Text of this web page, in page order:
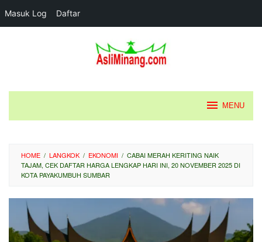
Masuk Log Daftar
MENU
HOME / LANGKOK / EKONOMI / CABAI MERAH KERITING NAIK
TAJAM, CEK DAFTAR HARGA LENGKAP HARI INI, 20 NOVEMBER 2025 DI
KOTA PAYAKUMBUH SUMBAR